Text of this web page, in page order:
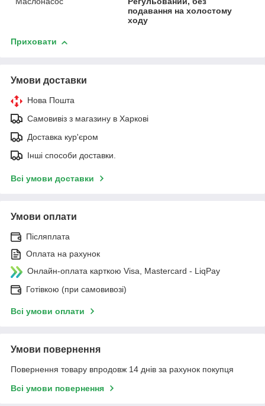
подавання на холостому
ходу
Приховати
Умови доставки
Нова Пошта
Самовивіз з магазину в Харкові
Доставка кур'єром
Інші способи доставки.
Всі умови доставки
Умови оплати
Післяплата
Оплата на рахунок
Онлайн-оплата карткою Visa, Mastercard - LiqPay
Готівкою (при самовивозі)
Всі умови оплати
Умови повернення
Повернення товару впродовж 14 днів за рахунок покупця
Всі умови повернення